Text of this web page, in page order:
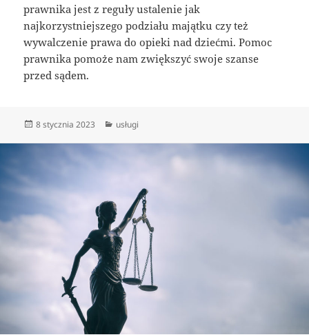
prawnika jest z reguły ustalenie jak
najkorzystniejszego podziału majątku czy też
wywalczenie prawa do opieki nad dziećmi. Pomoc
prawnika pomoże nam zwiększyć swoje szanse
przed sądem.
Data
8 stycznia 2023 Kategorie
usługi